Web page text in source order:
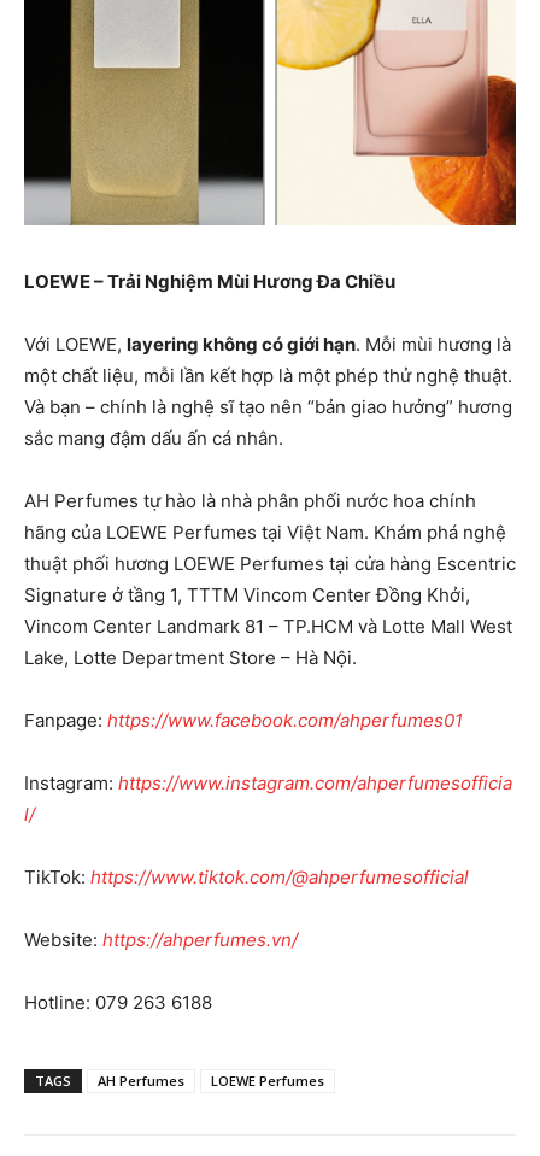
LOEWE – Trải Nghiệm Mùi Hương Đa Chiều
Với LOEWE, layering không có giới hạn. Mỗi mùi hương là
một chất liệu, mỗi lần kết hợp là một phép thử nghệ thuật.
Và bạn – chính là nghệ sĩ tạo nên “bản giao hưởng” hương
sắc mang đậm dấu ấn cá nhân.
AH Perfumes tự hào là nhà phân phối nước hoa chính
hãng của LOEWE Perfumes tại Việt Nam. Khám phá nghệ
thuật phối hương LOEWE Perfumes tại cửa hàng Escentric
Signature ở tầng 1, TTTM Vincom Center Đồng Khởi,
Vincom Center Landmark 81 – TP.HCM và Lotte Mall West
Lake, Lotte Department Store – Hà Nội.
Fanpage: https://www.facebook.com/ahperfumes01
Instagram: https://www.instagram.com/ahperfumesofficia
l/
TikTok: https://www.tiktok.com/@ahperfumesofficial
Website: https://ahperfumes.vn/
Hotline: 079 263 6188
TAGS AH Perfumes LOEWE Perfumes